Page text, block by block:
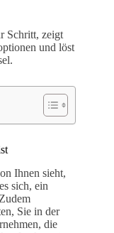
Schritt, zeigt
und löst
Ihnen sieht,
sich, ein
Sie in der
die